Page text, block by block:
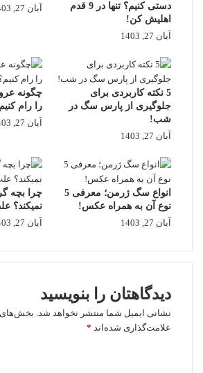
آبان 27, 1403
دستی کنیم؟ تنها در 9 قدم
اهلیش کن!
آبان 27, 1403
چگونه
را رام کنیم؟
آبان 27, 1403
5 نکته کاربردی برای
جلوگیری از پارس سگ در
شب!
آبان 27, 1403
چرا بچه
نمیکند؟
آبان 27, 1403
انواع سگ ژرمن؛ معرفی 5
نوع آن به همراه عکس!
آبان 27, 1403
دیدگاهتان را بنویسید
نشانی ایمیل شما منتشر نخواهد شد. بخش‌های
علامت‌گذاری شده‌اند *